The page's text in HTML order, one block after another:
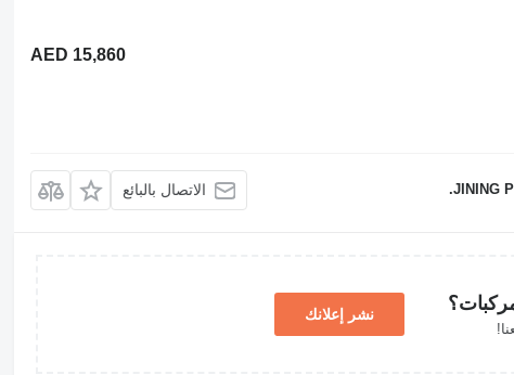
AED 15,860
JINING الاتصال بالبائع
نشر إعلانك